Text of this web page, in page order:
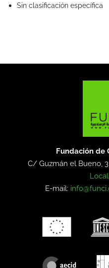
Sin clasificación específica
Fundación de
C/ Guzmán el Bueno,
E-mail: